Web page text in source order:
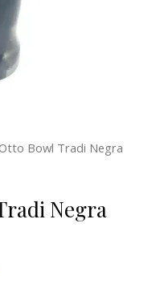
Bowl Tradi Negra
Negra